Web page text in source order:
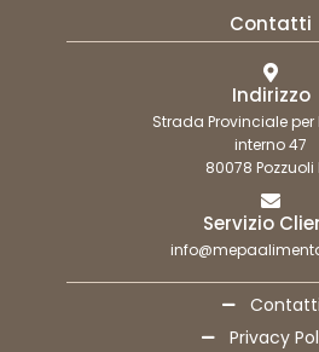
Contatti
Indirizzo
Strada Provinciale per
interno 47
80078 Pozzuoli
Servizio
Contatti
Privacy